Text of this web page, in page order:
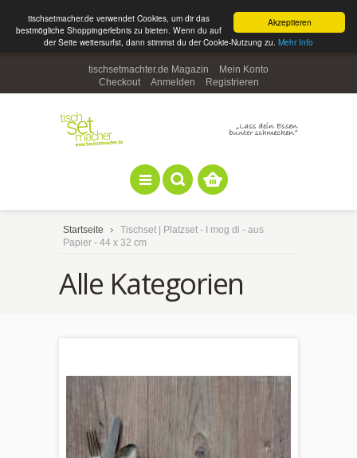
Akzeptieren
tischsetmacher.de verwendet Cookies, um dir das
bestmögliche Shoppingerlebnis zu bieten. Wenn du auf
der Seite weitersurfst, dann stimmst du der Cookie-Nutzung zu. Mehr Info
tischsetmachter.de Magazin
Mein Konto
Checkout
Anmelden Registrieren
Startseite
Tischset | Platzset - I mog di - aus
Papier - 44 x 32 cm
Alle Kategorien